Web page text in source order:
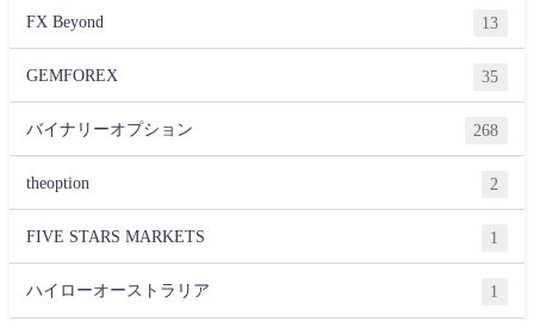
FX Beyond 13
GEMFOREX 35
バイナリーオプション 268
theoption 2
FIVE STARS MARKETS 1
ハイローオーストラリア 1